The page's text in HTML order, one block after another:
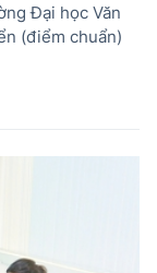
Đại học Văn
(điểm chuẩn)